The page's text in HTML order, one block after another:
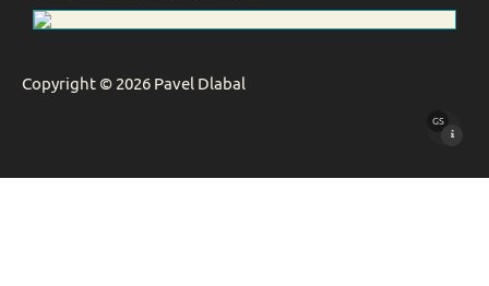
Copyright © 2026 Pavel Dlabal
GS